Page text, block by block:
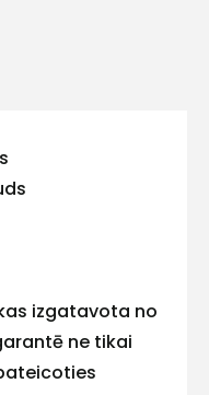
izgatavota no
ne tikai